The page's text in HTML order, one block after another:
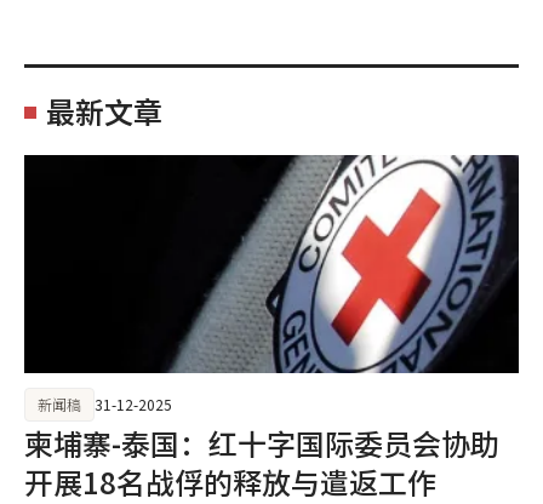
最新文章
柬埔寨-泰国：红十字国际委员会协助
开展18名战俘的释放与遣返工作
新闻稿 31-12-2025